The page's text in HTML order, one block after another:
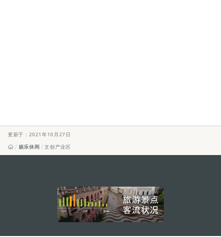
更新于：2021年10月27日
娱乐休闲
文创产业区
external links